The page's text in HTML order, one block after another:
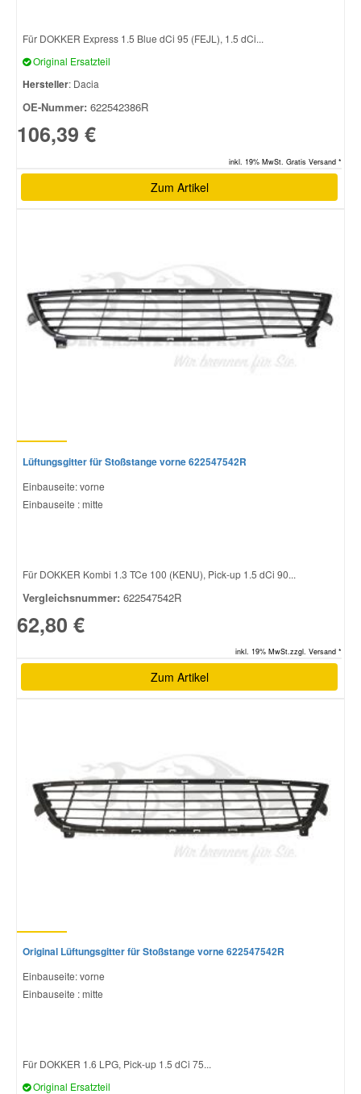
Für DOKKER Express 1.5 Blue dCi 95 (FEJL), 1.5 dCi...
Original Ersatzteil
Hersteller: Dacia
OE-Nummer: 622542386R
106,39 €
inkl. 19% MwSt. Gratis Versand *
Zum Artikel
Lüftungsgitter für Stoßstange vorne 622547542R
Einbauseite: vorne
Einbauseite : mitte
Für DOKKER Kombi 1.3 TCe 100 (KENU), Pick-up 1.5 dCi 90...
Vergleichsnummer: 622547542R
62,80 €
inkl. 19% MwSt.zzgl. Versand *
Zum Artikel
Original Lüftungsgitter für Stoßstange vorne 622547542R
Einbauseite: vorne
Einbauseite : mitte
Für DOKKER 1.6 LPG, Pick-up 1.5 dCi 75...
Original Ersatzteil
Toyota Ersatzteile
Vauxhall Ersatzteile